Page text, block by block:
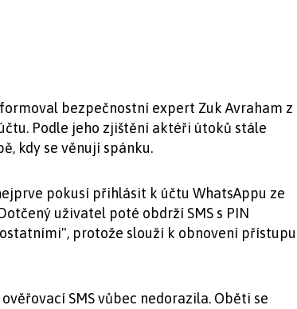
bezpečnostní expert Zuk Avraham z
Podle jeho zjištění aktéři útoků stále
kdy se věnují spánku.
pokusí přihlásit k účtu WhatsAppu ze
uživatel poté obdrží SMS s PIN
protože slouží k obnovení přístupu
SMS vůbec nedorazila. Oběti se